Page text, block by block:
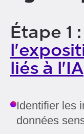
Étape 1 :
liés à l'IA
Identifier les
données